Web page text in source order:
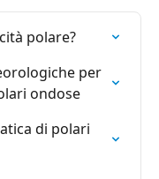
polare?
per
ondose
di polari